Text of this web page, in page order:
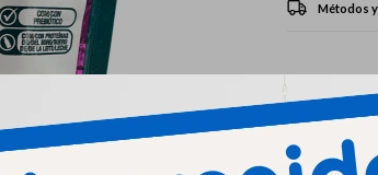
Métodos